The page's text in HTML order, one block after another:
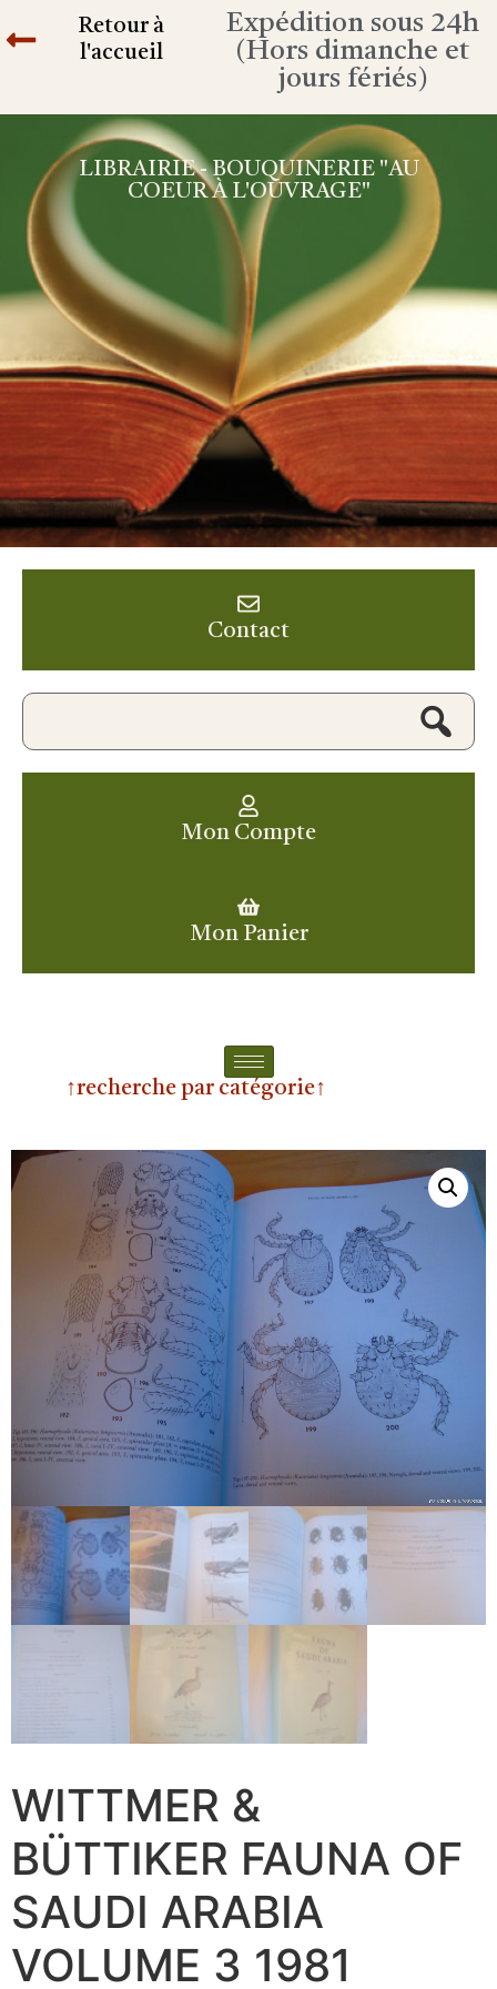
Retour à
l'accueil
Expédition sous 24h
(Hors dimanche et
jours fériés)
LIBRAIRIE - BOUQUINERIE "AU
COEUR À L'OUVRAGE"
Contact
Mon Compte
Mon Panier
↑recherche par catégorie↑
WITTMER &
BÜTTIKER FAUNA OF
SAUDI ARABIA
VOLUME 3 1981